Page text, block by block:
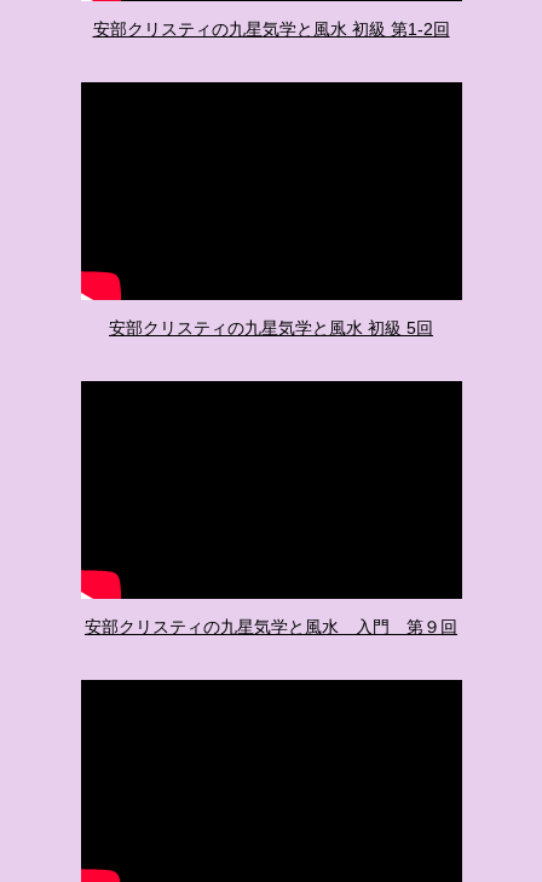
安部クリスティの九星気学と風水 初級 第1-2回
安部クリスティの九星気学と風水 初級 5回
安部クリスティの九星気学と風水 入門 第９回